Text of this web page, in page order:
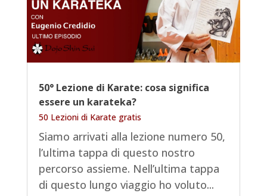
50° Lezione di Karate: cosa significa
essere un karateka?
50 Lezioni di Karate gratis
Siamo arrivati alla lezione numero 50,
l’ultima tappa di questo nostro
percorso assieme. Nell’ultima tappa
di questo lungo viaggio ho voluto...